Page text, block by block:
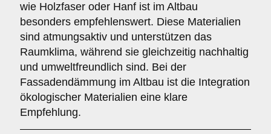
wie Holzfaser oder Hanf ist im Altbau
besonders empfehlenswert. Diese Materialien
sind atmungsaktiv und unterstützen das
Raumklima, während sie gleichzeitig nachhaltig
und umweltfreundlich sind. Bei der
Fassadendämmung im Altbau ist die Integration
ökologischer Materialien eine klare
Empfehlung.